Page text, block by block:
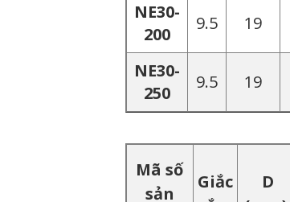
NE30-
200
9.5 19
NE30-
250
9.5 19
Mã số
sản
Giắc
D